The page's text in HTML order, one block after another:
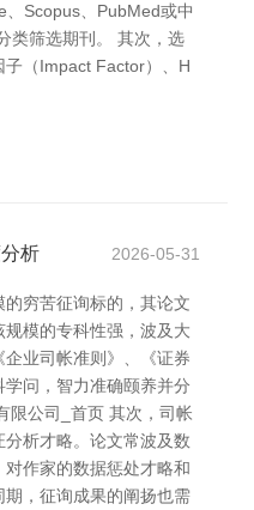
Scopus、PubMed或中
类筛选期刊。 其次，选
（Impact Factor）、H
析 2026-05-31
穷苦征询标的，其论文
模的专科性强，波及大
业司帐准则》、《证券
问，智力准确颐养并分
限公司_首页 其次，司帐
析才略。论文常波及数
作家的数据惩处才略和
，征询成果的阐扬也需